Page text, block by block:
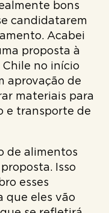
bons
candidatarem
Acabei
proposta à
no início
aprovação de
materiais para
e transporte de
de alimentos
Isso
esses
que eles vão